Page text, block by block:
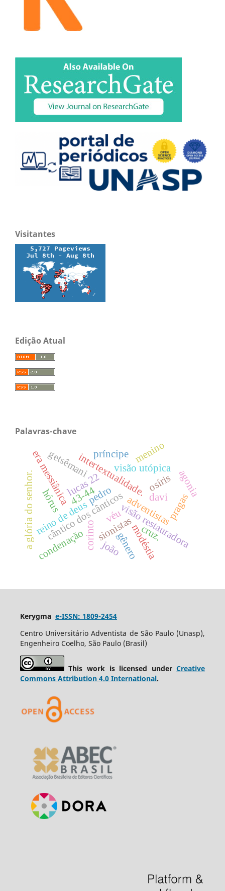
Visitantes
Edição Atual
Palavras-chave
cântico dos cânticos
43-44 davi
intertextualidade.
reino de deus visão restauradora
visão utópica
era messiânica
sionistas
adventistas
corinto
véu
gêneromodéstia
pragas
lucas 22
condenação
pedro
a glória do senhor.
príncipe
getsêmani
hórus
osíris agonia
cruz.
menino
joão
Kerygma e-ISSN: 1809-2454
Centro Universitário Adventista de São Paulo (Unasp),
Engenheiro Coelho, São Paulo (Brasil)
This work is licensed underCreative
Commons Attribution 4.0 International.